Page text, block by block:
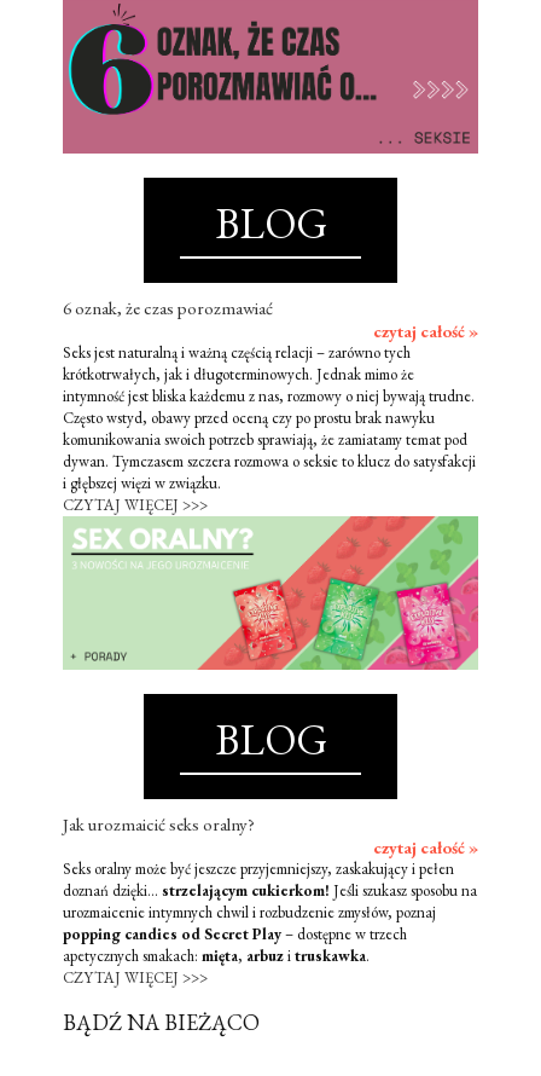
BLOG
6 oznak, że czas porozmawiać
czytaj całość »
Seks jest naturalną i ważną częścią relacji – zarówno tych
krótkotrwałych, jak i długoterminowych. Jednak mimo że
intymność jest bliska każdemu z nas, rozmowy o niej bywają trudne.
Często wstyd, obawy przed oceną czy po prostu brak nawyku
komunikowania swoich potrzeb sprawiają, że zamiatamy temat pod
dywan. Tymczasem szczera rozmowa o seksie to klucz do satysfakcji
i głębszej więzi w związku.
CZYTAJ WIĘCEJ >>>
BLOG
Jak urozmaicić seks oralny?
czytaj całość »
Seks oralny może być jeszcze przyjemniejszy, zaskakujący i pełen
doznań dzięki... strzelającym cukierkom! Jeśli szukasz sposobu na
urozmaicenie intymnych chwil i rozbudzenie zmysłów, poznaj
popping candies od Secret Play– dostępne w trzech
apetycznych smakach: mięta, arbuzitruskawka.
CZYTAJ WIĘCEJ >>>
BĄDŹ NA BIEŻĄCO